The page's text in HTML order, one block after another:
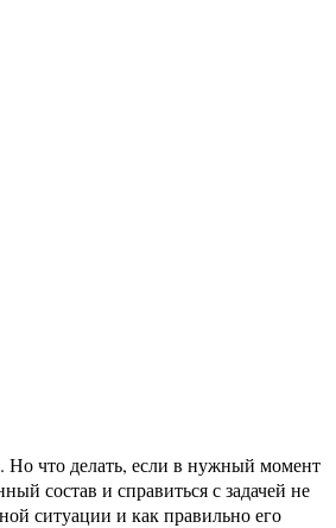
что делать, если в нужный момент
состав и справиться с задачей не
ситуации и как правильно его